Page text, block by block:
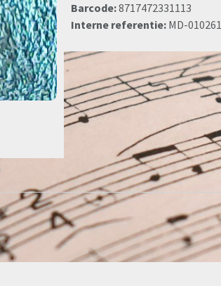
Barcode:8717472331113
Interne referentie: MD-010261